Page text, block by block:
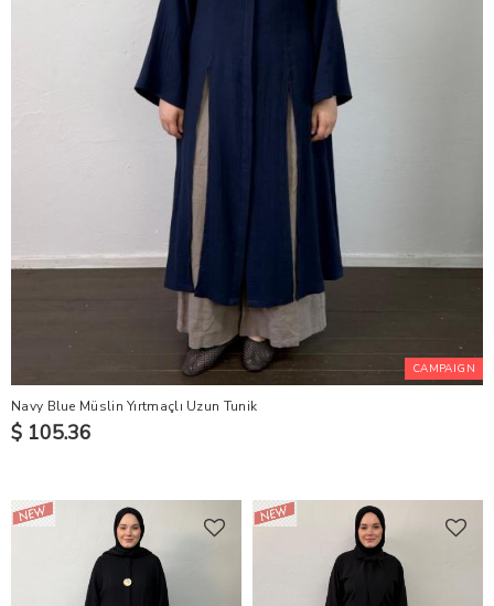
CAMPAIGN
Navy Blue Müslin Yırtmaçlı Uzun Tunik
$ 105.36